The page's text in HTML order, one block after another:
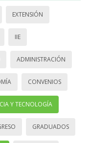
EXTENSIÓN
IIE
ADMINISTRACIÓN
CONVENIOS
Y TECNOLOGÍA
GRADUADOS